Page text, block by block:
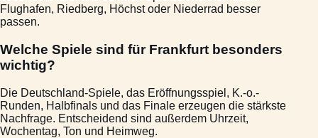
Flughafen, Riedberg, Höchst oder Niederrad besser
passen.
Welche Spiele sind für Frankfurt besonders
wichtig?
Die Deutschland-Spiele, das Eröffnungsspiel, K.-o.-
Runden, Halbfinals und das Finale erzeugen die stärkste
Nachfrage. Entscheidend sind außerdem Uhrzeit,
Wochentag, Ton und Heimweg.